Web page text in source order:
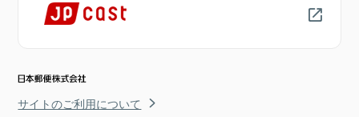
サイトのご利用について